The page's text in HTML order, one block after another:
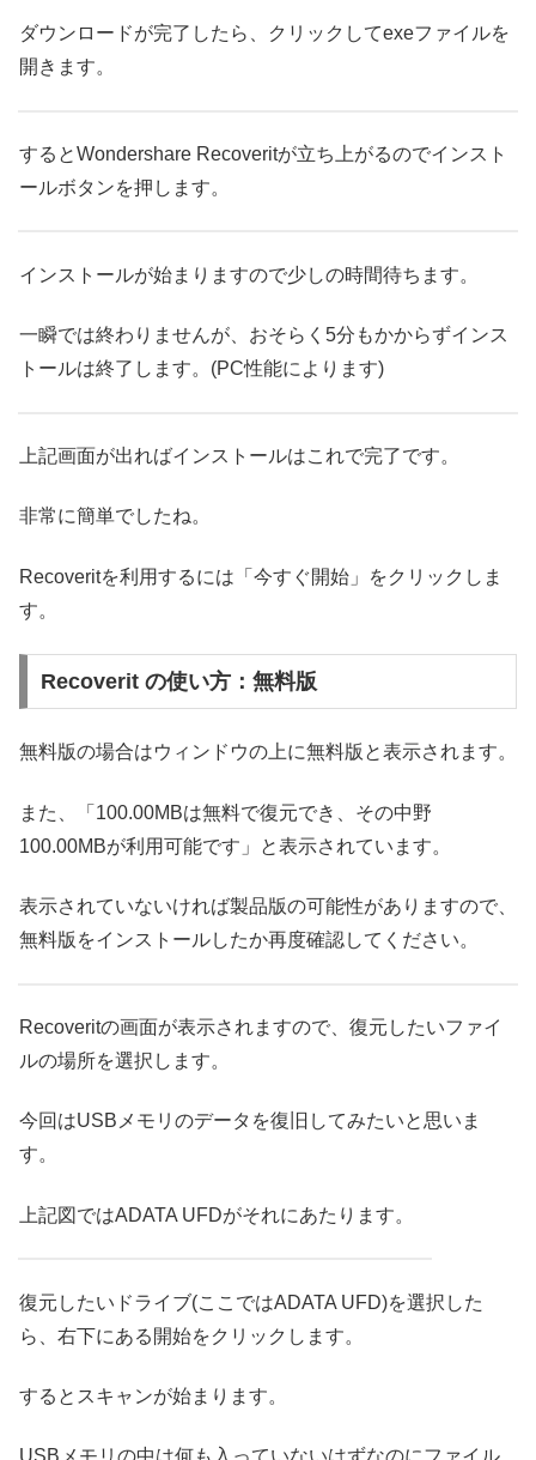
ダウンロードが完了したら、クリックしてexeファイルを
開きます。
するとWondershare Recoveritが立ち上がるのでインスト
ールボタンを押します。
インストールが始まりますので少しの時間待ちます。
一瞬では終わりませんが、おそらく5分もかからずインス
トールは終了します。(PC性能によります)
上記画面が出ればインストールはこれで完了です。
非常に簡単でしたね。
Recoveritを利用するには「今すぐ開始」をクリックしま
す。
Recoverit の使い方：無料版
無料版の場合はウィンドウの上に無料版と表示されます。
また、「100.00MBは無料で復元でき、その中野
100.00MBが利用可能です」と表示されています。
表示されていないければ製品版の可能性がありますので、
無料版をインストールしたか再度確認してください。
Recoveritの画面が表示されますので、復元したいファイ
ルの場所を選択します。
今回はUSBメモリのデータを復旧してみたいと思いま
す。
上記図ではADATA UFDがそれにあたります。
復元したいドライブ(ここではADATA UFD)を選択した
ら、右下にある開始をクリックします。
するとスキャンが始まります。